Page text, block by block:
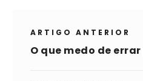
ARTIGO ANTERIOR
O que medo de